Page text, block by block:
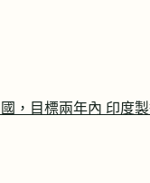
，目標兩年內 印度